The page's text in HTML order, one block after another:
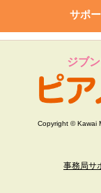
サポ
ジブ
Copyright © Kawai
事務局サ